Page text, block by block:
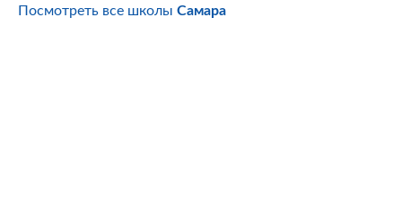
Посмотреть все школы Самара